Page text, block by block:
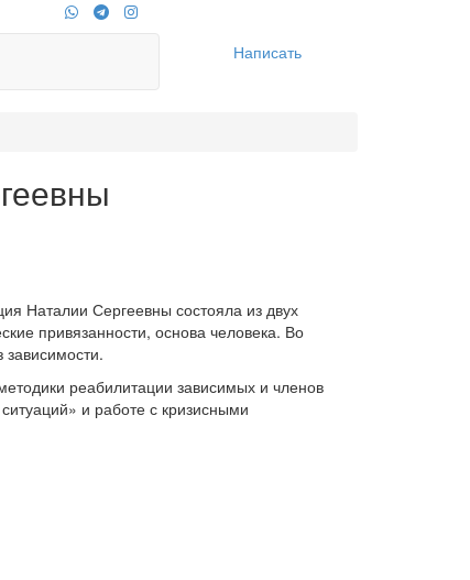
Написать
Наталии Сергеевны состояла из двух
привязанности, основа человека. Во
реабилитации зависимых и членов
и работе с кризисными